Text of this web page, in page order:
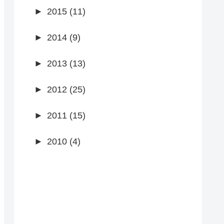
► 2015 (11)
► 2014 (9)
► 2013 (13)
► 2012 (25)
► 2011 (15)
► 2010 (4)